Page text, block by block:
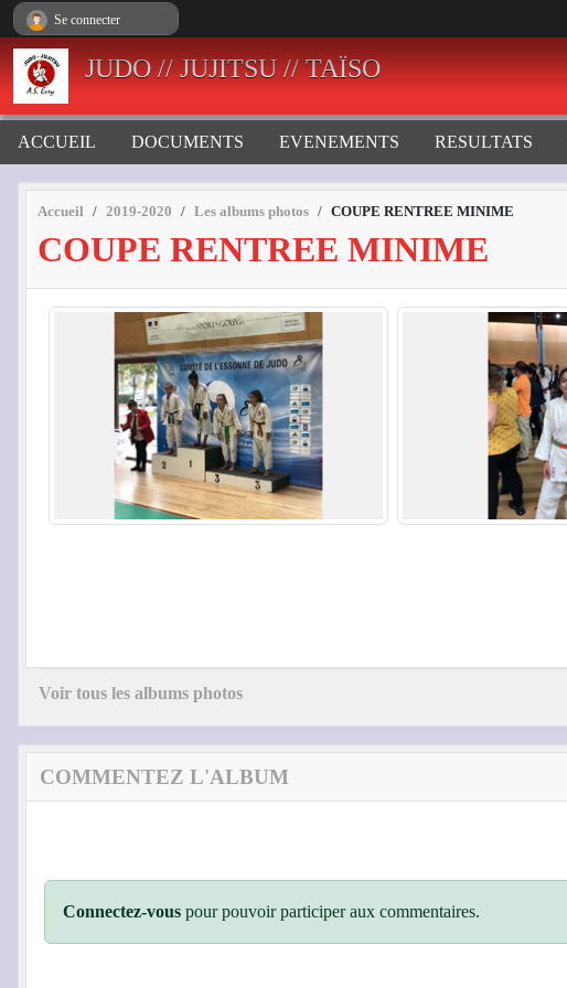
JUDO // JUJITSU // TAÏSO
ACCUEIL DOCUMENTS EVENEMENTS RESULTATS
Accueil 2019-2020 Les albums photos COUPE RENTREE MINIME
COUPE RENTREE MINIME
Voir tous les albums photos
COMMENTEZ L'ALBUM
Connectez-vous pour pouvoir participer aux commentaires.
Se connecter
Panneau de gestion des cookies